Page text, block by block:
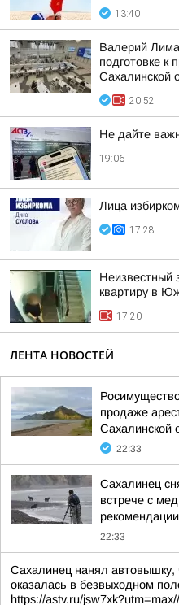
13:40
Валерий
подготовке к
Сахалинской
20:52
Не дайте
19:06
Лица
17:28
Неизвестный
квартиру в
17:20
ЛЕНТА НОВОСТЕЙ
продаже
Сахалинской
22:33
Сахалинец
встрече с
22:33
Сахалинец нанял автовышку,
оказалась в безвыходном
https://astv.ru/jsw7xk?utm=max//